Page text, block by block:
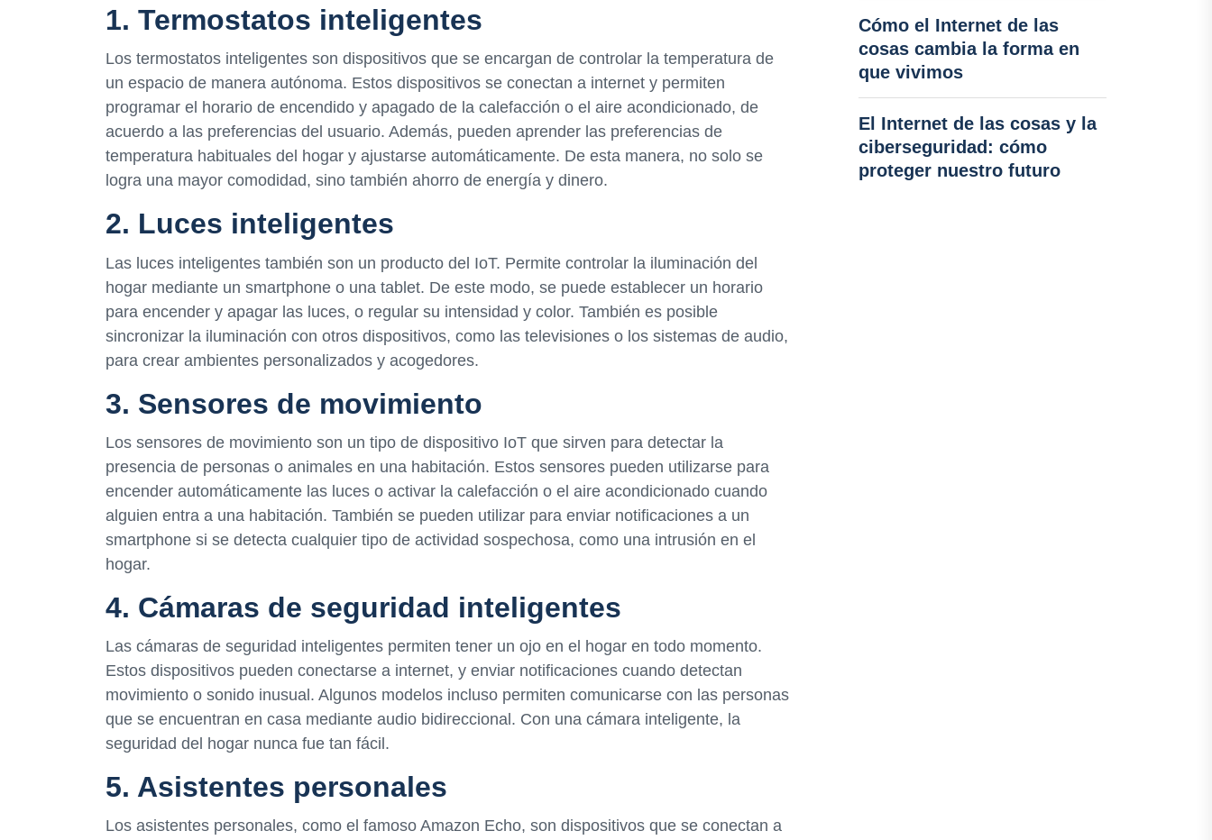
1. Termostatos inteligentes
Los termostatos inteligentes son dispositivos que se encargan de controlar la temperatura de
un espacio de manera autónoma. Estos dispositivos se conectan a internet y permiten
programar el horario de encendido y apagado de la calefacción o el aire acondicionado, de
acuerdo a las preferencias del usuario. Además, pueden aprender las preferencias de
temperatura habituales del hogar y ajustarse automáticamente. De esta manera, no solo se
logra una mayor comodidad, sino también ahorro de energía y dinero.
2. Luces inteligentes
Las luces inteligentes también son un producto del IoT. Permite controlar la iluminación del
hogar mediante un smartphone o una tablet. De este modo, se puede establecer un horario
para encender y apagar las luces, o regular su intensidad y color. También es posible
sincronizar la iluminación con otros dispositivos, como las televisiones o los sistemas de audio,
para crear ambientes personalizados y acogedores.
3. Sensores de movimiento
Los sensores de movimiento son un tipo de dispositivo IoT que sirven para detectar la
presencia de personas o animales en una habitación. Estos sensores pueden utilizarse para
encender automáticamente las luces o activar la calefacción o el aire acondicionado cuando
alguien entra a una habitación. También se pueden utilizar para enviar notificaciones a un
smartphone si se detecta cualquier tipo de actividad sospechosa, como una intrusión en el
hogar.
4. Cámaras de seguridad inteligentes
Las cámaras de seguridad inteligentes permiten tener un ojo en el hogar en todo momento.
Estos dispositivos pueden conectarse a internet, y enviar notificaciones cuando detectan
movimiento o sonido inusual. Algunos modelos incluso permiten comunicarse con las personas
que se encuentran en casa mediante audio bidireccional. Con una cámara inteligente, la
seguridad del hogar nunca fue tan fácil.
5. Asistentes personales
Los asistentes personales, como el famoso Amazon Echo, son dispositivos que se conectan a
Cómo el Internet de las
cosas cambia la forma en
que vivimos
El Internet de las cosas y la
ciberseguridad: cómo
proteger nuestro futuro